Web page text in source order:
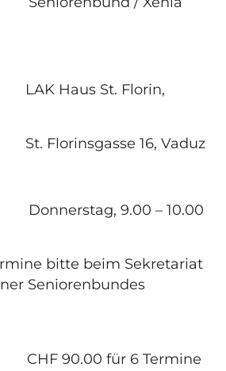
Haus St. Florin,
16, Vaduz
9.00 – 10.00
bitte beim Sekretariat
Seniorenbundes
für 6 Termine